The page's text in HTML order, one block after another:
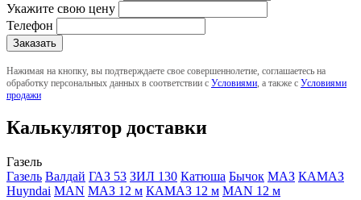
Укажите свою цену
Телефон
Нажимая на кнопку, вы подтверждаете свое совершеннолетие, соглашаетесь на
обработку персональных данных в соответствии с Условиями , а также с Условиями
продажи
Калькулятор доставки
Газель
Газель Валдай ГАЗ 53 ЗИЛ 130 Катюша Бычок МАЗ КАМАЗ
Huyndai MAN МАЗ 12 м КАМАЗ 12 м MAN 12 м